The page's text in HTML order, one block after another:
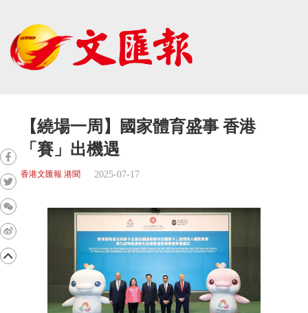
【繞場一周】國家體育盛事 香港
「賽」出機遇
香港文匯報 港聞 2025-07-17